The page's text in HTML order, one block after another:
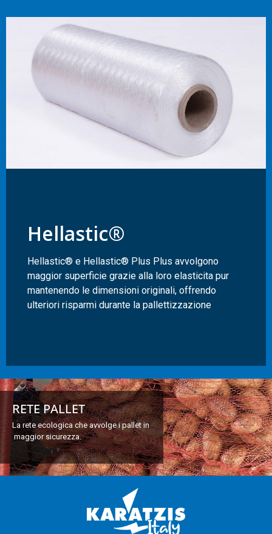
Hellastic®
Hellastic® e Hellastic® Plus Plus avvolgono
maggior superficie grazie alla loro elasticita pur
mantenendo le dimensioni originali, offrendo
ulteriori risparmi durante la pallettizzazione
RETE PALLET
La rete ecologica che avvolge i pallet in
maggior sicurezza.